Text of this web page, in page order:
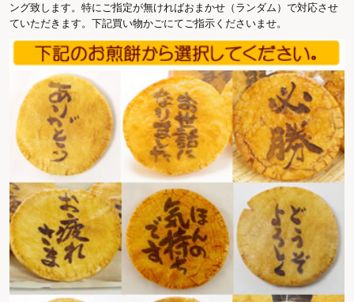
ング致します。特にご指定が無ければおまかせ（ランダム）で対応させ
ていただきます。下記買い物かごにてご指示くださいませ。